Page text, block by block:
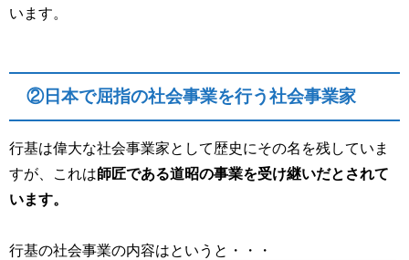
います。
②日本で屈指の社会事業を行う社会事業家
行基は偉大な社会事業家として歴史にその名を残していま
すが、これは師匠である道昭の事業を受け継いだとされて
います。
行基の社会事業の内容はというと・・・